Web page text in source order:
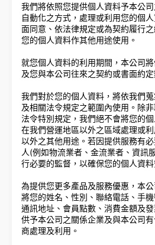
我們將依照您提供個人資料予本公
自動化之方式，處理或利用您的個
面同意、依法律規定或為契約履行
您的個人資料作其他用途使用。
就您個人資料的利用期間，本公司
及您與本公司往來之契約或書面約定
我們對於您的個人資料，將依我們
及相關法令規定之範圍內使用。除
法令特別規定，我們絕不會將您的
在我們營運地區以外之區域處理或
以外之其他用途。若因提供服務有
人(例如物流業者、金流業者、資訊
行必要的監督，以確保您的個人資料
為提供您更多產品及服務優惠，本
將您的姓名、性別、聯絡電話、手
通訊地址、會員點數、消費金額及
供予本公司之關係企業及與本公司
商處理及利用。